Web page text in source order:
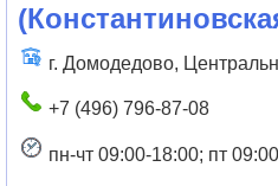
г. Домодедово,
+7 (496) 796-87-08
пн-чт 09:00-18:00; пт